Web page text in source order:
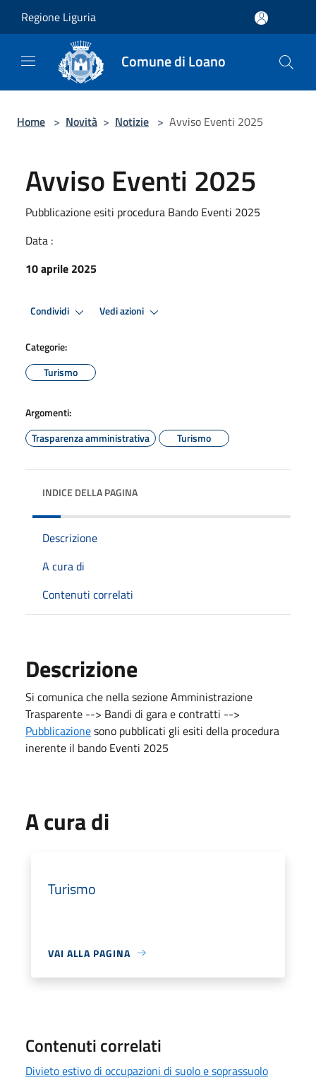
Regione Liguria
Comune di Loano
Home > Novità > Notizie > Avviso Eventi 2025
Avviso Eventi 2025
Pubblicazione esiti procedura Bando Eventi 2025
Data :
10 aprile 2025
Condividi Vedi azioni
Categorie:
Turismo
Argomenti:
Trasparenza amministrativa
Turismo
INDICE DELLA PAGINA
Descrizione
A cura di
Contenuti correlati
Descrizione
Si comunica che nella sezione Amministrazione
Trasparente --> Bandi di gara e contratti -->
Pubblicazionesono pubblicati gli esiti della procedura
inerente il bando Eventi 2025
A cura di
Turismo
VAI ALLA PAGINA
Contenuti correlati
Divieto estivo di occupazioni di suolo e soprassuolo